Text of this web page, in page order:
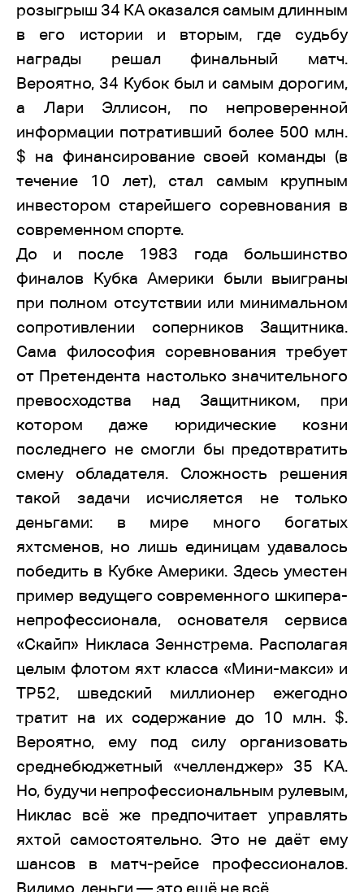
розыгрыш 34 КА оказался самым длинным
в его истории и вторым, где судьбу
награды решал финальный матч.
Вероятно, 34 Кубок был и самым дорогим,
а Лари Эллисон, по непроверенной
информации потративший более 500 млн.
$ на финансирование своей команды (в
течение 10 лет), стал самым крупным
инвестором старейшего соревнования в
современном спорте.
До и после 1983 года большинство
финалов Кубка Америки были выиграны
при полном отсутствии или минимальном
сопротивлении соперников Защитника.
Сама философия соревнования требует
от Претендента настолько значительного
превосходства над Защитником, при
котором даже юридические козни
последнего не смогли бы предотвратить
смену обладателя. Сложность решения
такой задачи исчисляется не только
деньгами: в мире много богатых
яхтсменов, но лишь единицам удавалось
победить в Кубке Америки. Здесь уместен
пример ведущего современного шкипера-
непрофессионала, основателя сервиса
«Скайп» Никласа Зеннстрема. Располагая
целым флотом яхт класса «Мини-макси» и
ТР52, шведский миллионер ежегодно
тратит на их содержание до 10 млн. $.
Вероятно, ему под силу организовать
среднебюджетный «челленджер» 35 КА.
Но, будучи непрофессиональным рулевым,
Никлас всё же предпочитает управлять
яхтой самостоятельно. Это не даёт ему
шансов в матч-рейсе профессионалов.
Видимо, деньги — это ещё не всё.